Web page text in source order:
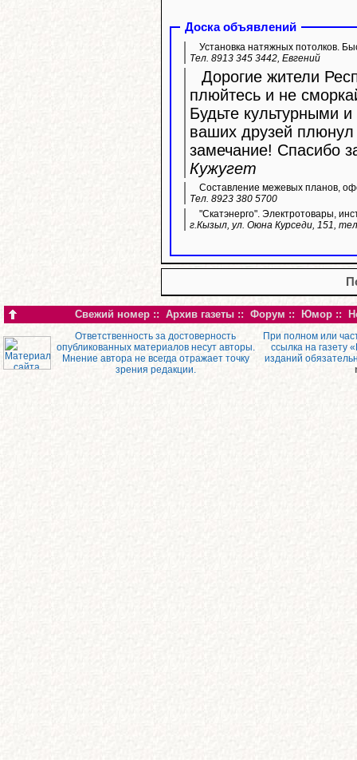
Доска объявлений
Установка натяжных потолков.
Тел. 8913 345 3442, Евгений
Дорогие жители
плюйтесь и не
Будьте культурными
ваших друзей
замечание! Спасибо
Кужугет
Составление межевых планов,
Тел. 8923 380 5700
"Скатэнерго". Электротовары,
г.Кызыл, ул. Оюна Курседи, 151,
Свежий номер :: Архив газеты :: Форум :: Юмор ::
Ответственность за достоверность
опубликованных материалов несут авторы.
Мнение автора не всегда отражает точку
зрения редакции.
При полном или
ссылка на газету
изданий